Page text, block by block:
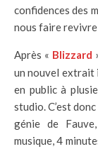
confidences des
nous faire
Après « Blizzard
un nouvel extrait
en public à
studio. C’est
génie de
musique, 4